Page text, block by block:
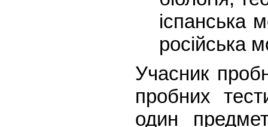
іспанська
російська
Учасник
пробних
один